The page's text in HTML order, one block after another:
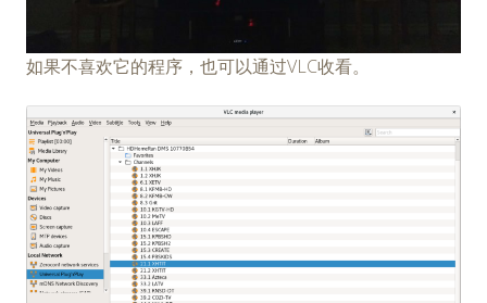
如果不喜欢它的程序，也可以通过VLC收看。